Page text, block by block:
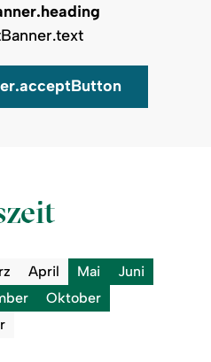
April Mai
Juni
Oktober